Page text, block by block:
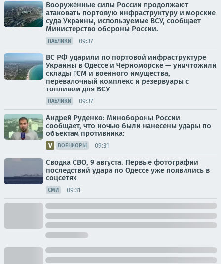
Вооружённые силы России продолжают
атаковать портовую инфраструктуру и морские
суда Украины, используемые ВСУ, сообщает
Министерство обороны России.
ПАБЛИКИ 09:37
ВС РФ ударили по портовой инфраструктуре
Украины в Одессе и Черноморске — уничтожили
склады ГСМ и военного имущества,
перевалочный комплекс и резервуары с
топливом для ВСУ
ПАБЛИКИ 09:37
Андрей Руденко: Минобороны России
сообщает, что ночью были нанесены удары по
объектам противника:
ВОЕНКОРЫ 09:31
Сводка СВО, 9 августа. Первые фотографии
последствий удара по Одессе уже появились в
соцсетях
СМИ 09:31